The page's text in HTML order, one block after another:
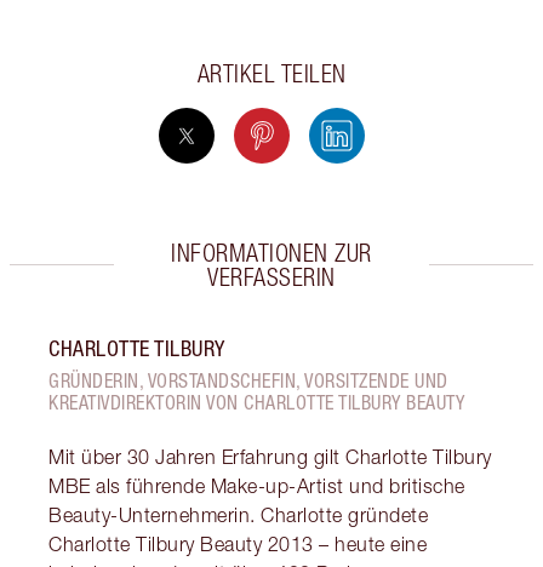
ARTIKEL TEILEN
INFORMATIONEN ZUR
VERFASSERIN
CHARLOTTE TILBURY
GRÜNDERIN, VORSTANDSCHEFIN, VORSITZENDE UND
KREATIVDIREKTORIN VON CHARLOTTE TILBURY BEAUTY
Mit über 30 Jahren Erfahrung gilt Charlotte Tilbury
MBE als führende Make-up-Artist und britische
Beauty-Unternehmerin. Charlotte gründete
Charlotte Tilbury Beauty 2013 – heute eine